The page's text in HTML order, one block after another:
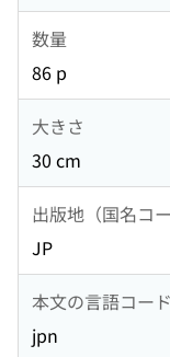
数量
86 p
大きさ
30 cm
出版地（国名コー
JP
本文の言語コード
jpn